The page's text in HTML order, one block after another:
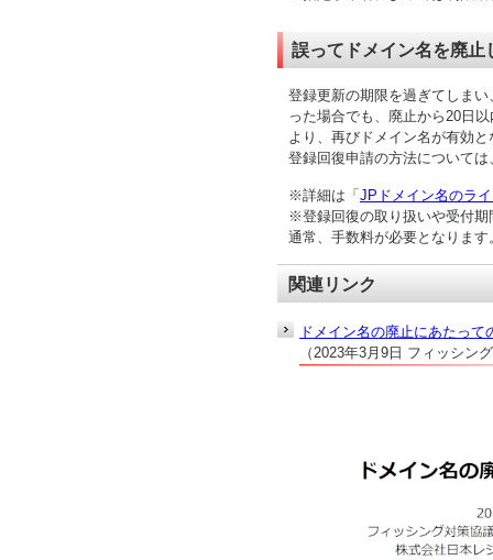
誤ってドメイン名を廃止
登録更新の期限を過ぎてしま
った場合でも、廃止から20日
より、再びドメイン名が有効
登録回復申請の方法について
※詳細は「JPドメイン名のラ
※登録回復の取り扱いや受付期
通常、手数料が必要となります
関連リンク
ドメイン名の廃止にあたって
（2023年3月9日 フィッシン